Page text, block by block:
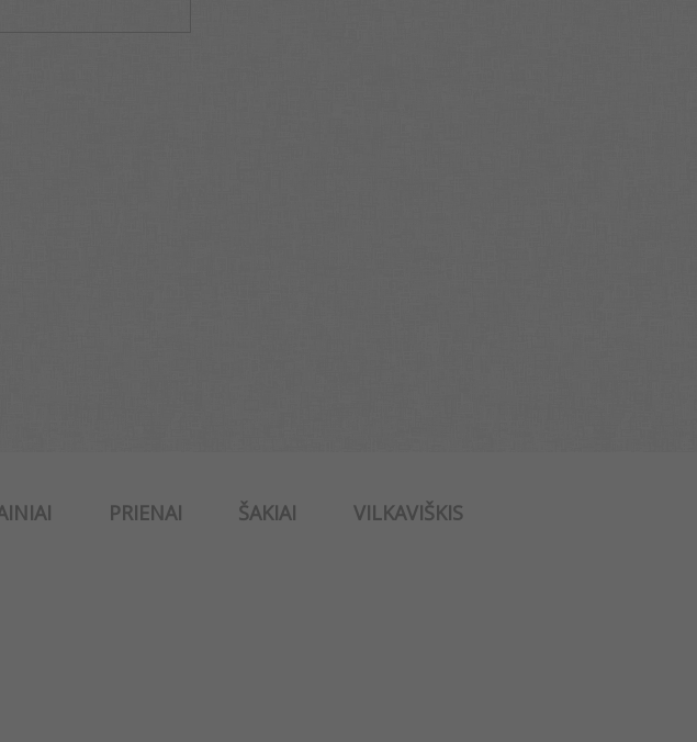
PRIENAI ŠAKIAI
VILKAVIŠKIS